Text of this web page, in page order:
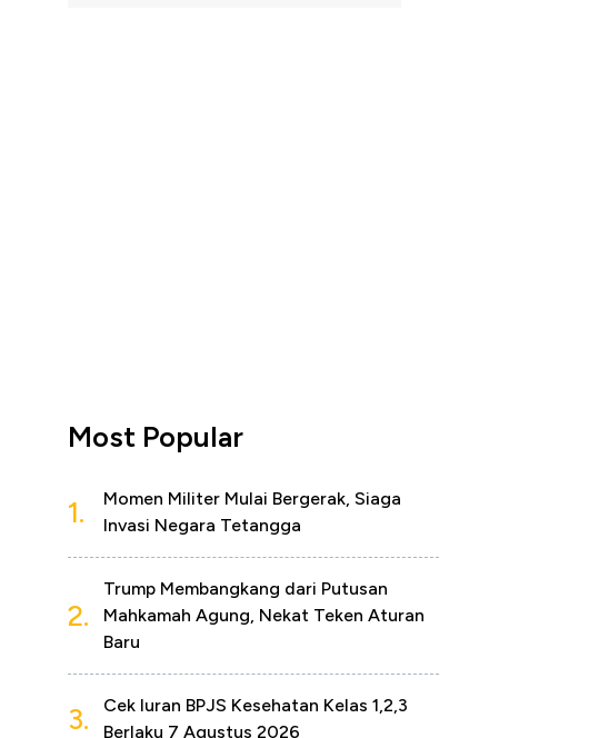
Most Popular
1.
Momen Militer Mulai Bergerak, Siaga
Invasi Negara Tetangga
2.
Trump Membangkang dari Putusan
Mahkamah Agung, Nekat Teken Aturan
Baru
3.
Cek Iuran BPJS Kesehatan Kelas 1,2,3
Berlaku 7 Agustus 2026